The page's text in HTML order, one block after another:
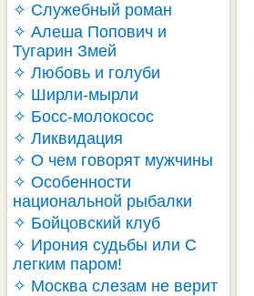
✧ Служебный роман
✧ Алеша Попович и
Тугарин Змей
✧ Любовь и голуби
✧ Ширли-мырли
✧ Босс-молокосос
✧ Ликвидация
✧ О чем говорят мужчины
✧ Особенности
национальной рыбалки
✧ Бойцовский клуб
✧ Ирония судьбы или С
легким паром!
✧ Москва слезам не верит